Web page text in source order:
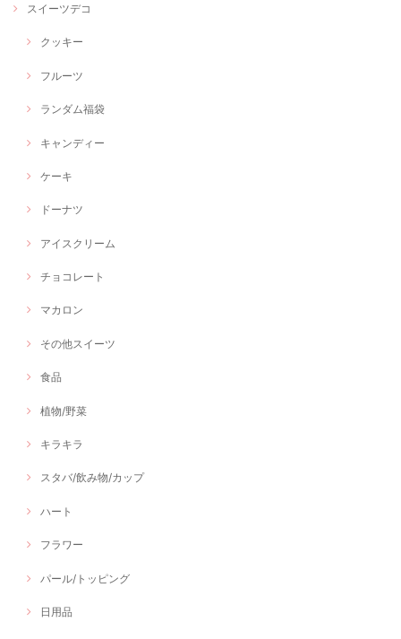
スイーツデコ
クッキー
フルーツ
ランダム福袋
キャンディー
ケーキ
ドーナツ
アイスクリーム
チョコレート
マカロン
その他スイーツ
食品
植物/野菜
キラキラ
スタバ/飲み物/カップ
ハート
フラワー
パール/トッピング
日用品